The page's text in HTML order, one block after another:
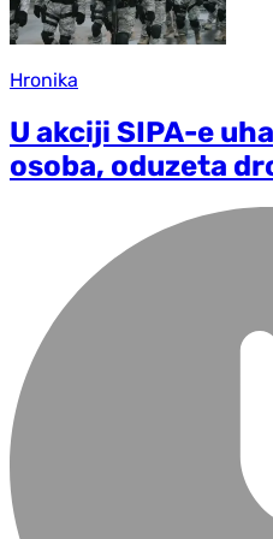
Hronika
U akciji SIPA-e
osoba, oduzeta